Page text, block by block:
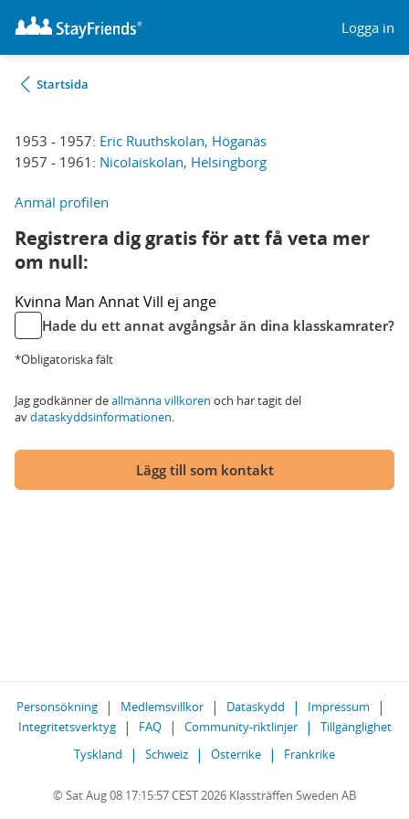
Logga in
Startsida
1953 - 1957: Eric Ruuthskolan, Höganäs
1957 - 1961: Nicolaiskolan, Helsingborg
Anmäl profilen
Registrera dig gratis för att få veta mer
om null:
Kvinna Man AnnatVill ej ange
Hade du ett annat avgångsår än dina klasskamrater?
*Obligatoriska fält
Jag godkänner deallmänna villkoren och har tagit del
avdataskyddsinformationen.
Lägg till som kontakt
Personsökning Medlemsvillkor Dataskydd
Impressum
Integritetsverktyg
FAQ Community-riktlinjer
Tillgänglighet
Tyskland
Schweiz Österrike Frankrike
© Sat Aug 08 17:15:57 CEST 2026 Klassträffen Sweden AB